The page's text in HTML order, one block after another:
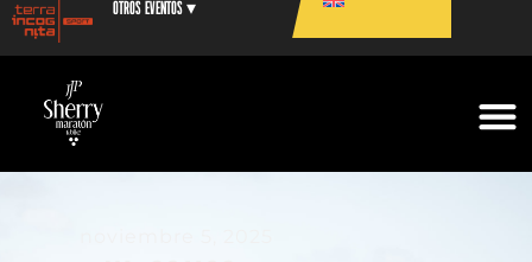
Otros eventos ▾